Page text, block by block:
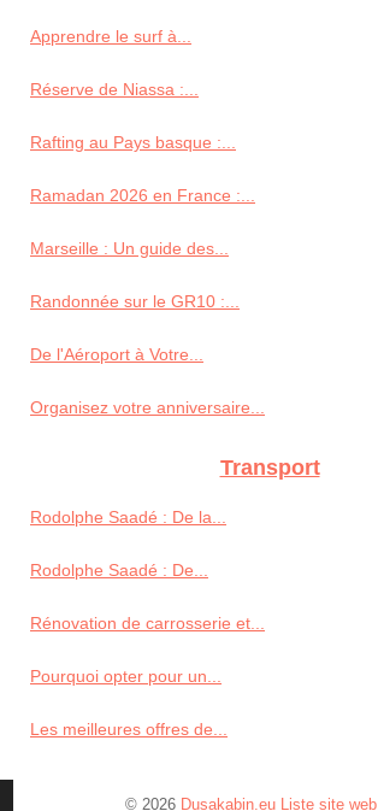
Apprendre le surf à...
Réserve de Niassa :...
Rafting au Pays basque :...
Ramadan 2026 en France :...
Marseille : Un guide des...
Randonnée sur le GR10 :...
De l'Aéroport à Votre...
Organisez votre anniversaire...
Transport
Rodolphe Saadé : De la...
Rodolphe Saadé : De...
Rénovation de carrosserie et...
Pourquoi opter pour un...
Les meilleures offres de...
© 2026 Dusakabin.eu Liste site web